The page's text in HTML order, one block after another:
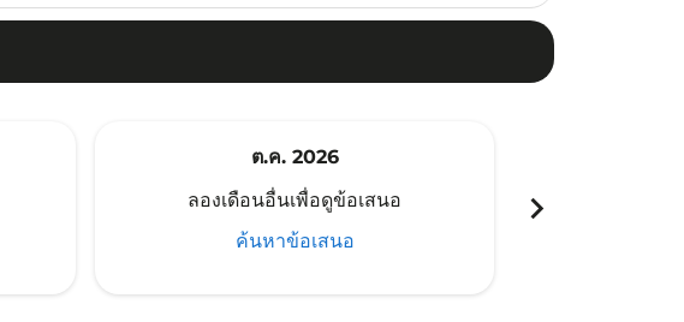
ต.ค. 2026
ลองเดือนอื่นเพื่อดูข้อเสนอ
ค้นหาข้อเสนอ
chevron_right